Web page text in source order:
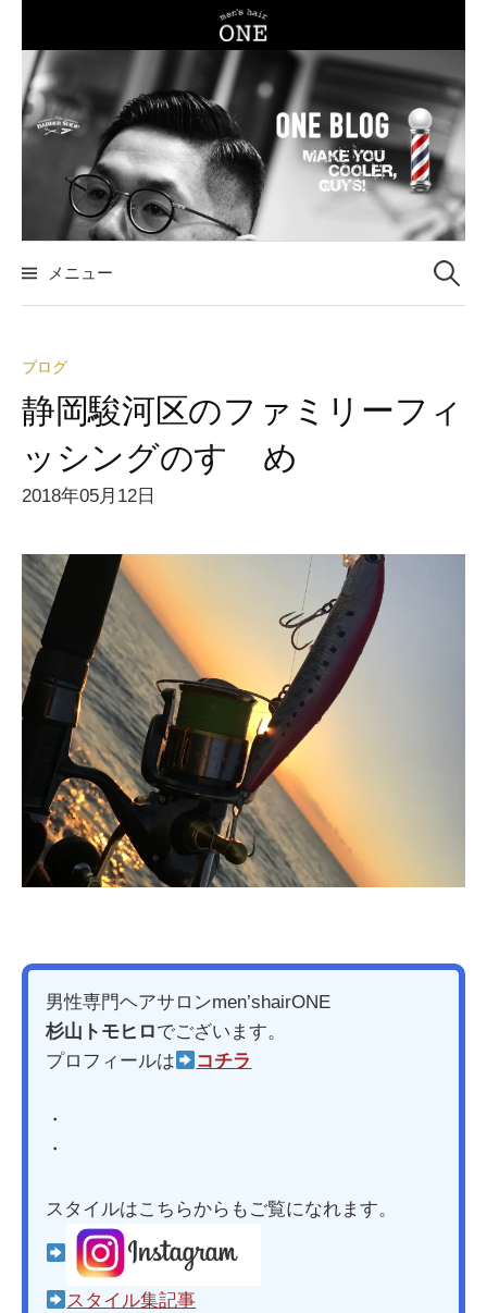
テ
ン
ツ
プ
メニュー 検
ブログ
静岡駿河区のファミリーフィ
ッシングのすゝめ
2018年05月12日
男性専門ヘアサロンmen’shairONE
杉山トモヒロでございます。
プロフィールは
コチラ
・
・
スタイルはこちらからもご覧になれます。
スタイル集記事